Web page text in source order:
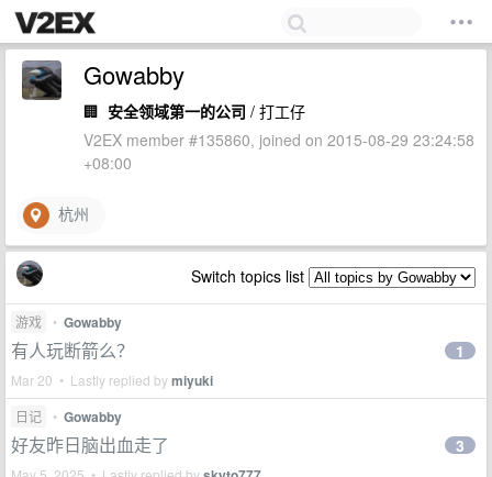
Gowabby
🏢 安全领域第一的公司 / 打工仔
V2EX member #135860, joined on 2015-08-29 23:24:58
+08:00
杭州
Switch topics list
游戏 • Gowabby
有人玩断箭么？
Mar 20 • Lastly replied bymiyuki
1
日记 • Gowabby
好友昨日脑出血走了 3